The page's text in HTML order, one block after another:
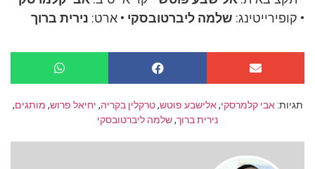
• קופירייטינג: שלמה ליברטובסקי • ארט: נירית ברוך
תגיות: אבי קלמרסקי, אלישבע פוטש,טרקלין בקריה, יחיאל פרוש, מותגים,
נירית ברוך,שלמה ליברטובסקי